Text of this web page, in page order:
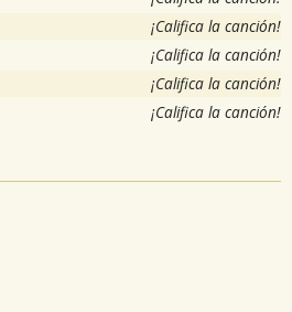
¡Califica la canción!
¡Califica la canción!
¡Califica la canción!
¡Califica la canción!